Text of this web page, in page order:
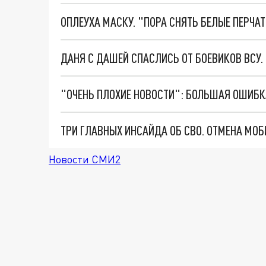
ОПЛЕУХА МАСКУ. "ПОРА СНЯТЬ БЕЛЫЕ
ДАНЯ С ДАШЕЙ СПАСЛИСЬ ОТ БОЕВИКОВ
Новости СМИ2